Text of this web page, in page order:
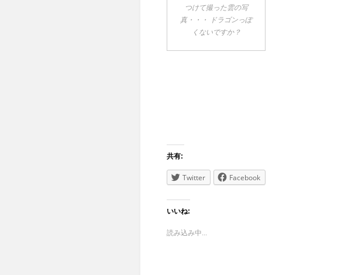
つけて撮った雲の写
真・・・ ドラゴンっぽ
くないですか？
共有:
Twitter Facebook
いいね:
読み込み中...